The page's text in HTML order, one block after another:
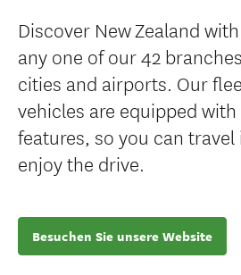
Discover New Zealand
any one of our 42
cities and airports. Our
vehicles are equipped
features, so you can
enjoy the drive.
Besuchen Sie unsere Website